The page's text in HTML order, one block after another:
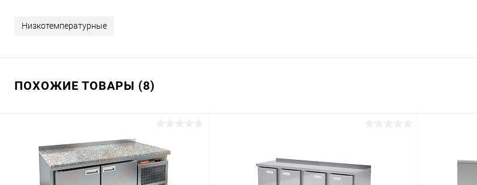
Низкотемпературные
ПОХОЖИЕ ТОВАРЫ (8)